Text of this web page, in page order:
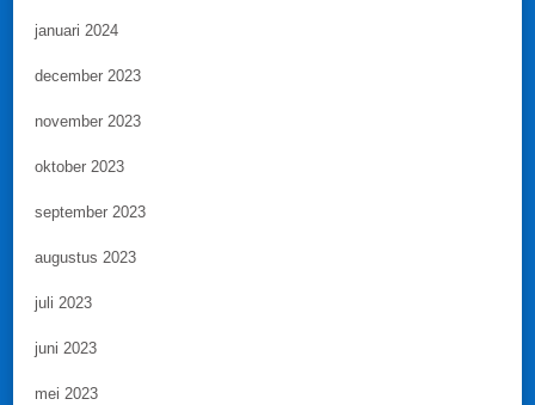
januari 2024
december 2023
november 2023
oktober 2023
september 2023
augustus 2023
juli 2023
juni 2023
mei 2023